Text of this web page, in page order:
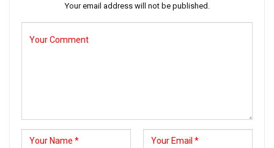
Your email address will not be published.